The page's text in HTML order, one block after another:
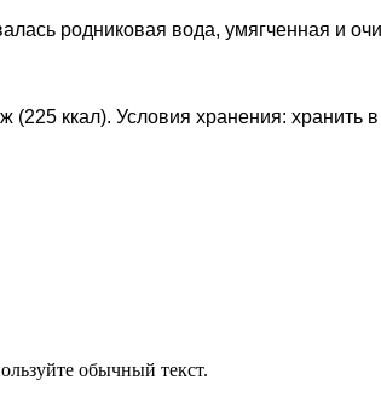
родниковая вода, умягченная и
(225 ккал). Условия хранения:
обычный текст.